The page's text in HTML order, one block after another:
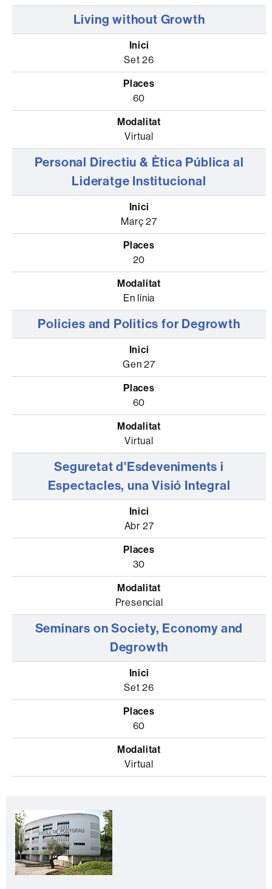
Living without Growth
Set 26
60
Virtual
Personal Directiu & Ètica Pública al
Lideratge Institucional
Març 27
20
En línia
Policies and Politics for Degrowth
Gen 27
60
Virtual
Seguretat d'Esdeveniments i
Espectacles, una Visió Integral
Abr 27
30
Presencial
Seminars on Society, Economy and
Degrowth
Set 26
60
Virtual
complementària
C
o
n
t